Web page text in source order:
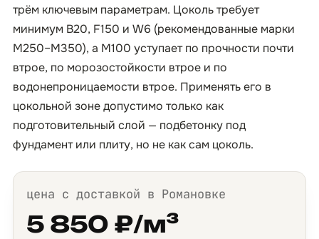
трём ключевым параметрам. Цоколь требует
минимум B20, F150 и W6 (рекомендованные марки
М250–М350), а М100 уступает по прочности почти
втрое, по морозостойкости втрое и по
водонепроницаемости втрое. Применять его в
цокольной зоне допустимо только как
подготовительный слой — подбетонку под
фундамент или плиту, но не как сам цоколь.
цена с доставкой в Романовке
5 850 ₽/м³